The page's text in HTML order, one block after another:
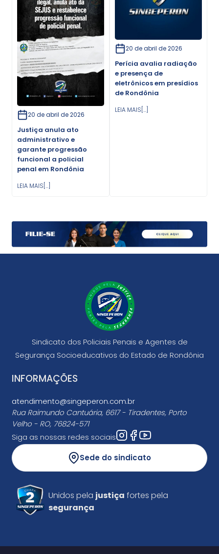
20 de abril de 2026
Justiça anula ato
administrativo e
garante progressão
funcional a policial
penal em Rondônia
LEIA MAIS[...]
20 de abril de 2026
Perícia avalia radiação
e presença de
eletrônicos em presídios
de Rondônia
LEIA MAIS[...]
Sindicato dos Policiais Penais e Agentes de
Segurança Socioeducativos do Estado de Rondônia
INFORMAÇÕES
atendimento@singeperon.com.br
Rua Raimundo Cantuária, 6617 - Tiradentes, Porto
Velho - RO, 76824-571
Siga as nossas redes sociais
Sede do sindicato
Unidos pela justiça fortes pela
segurança